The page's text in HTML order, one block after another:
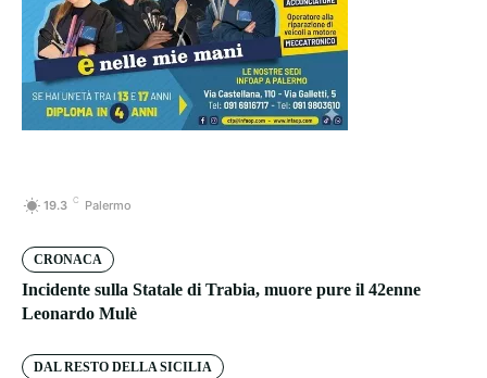
19.3 C Palermo
CRONACA
Incidente sulla Statale di Trabia, muore pure il 42enne
Leonardo Mulè
DAL RESTO DELLA SICILIA